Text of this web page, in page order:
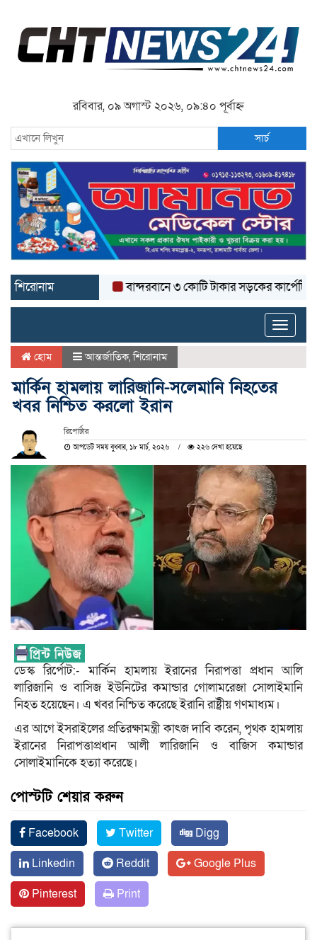
রবিবার, ০৯ অগাস্ট ২০২৬, ০৯:৪০ পূর্বাহ্ন
সার্চ
শিরোনাম বান্দরবানে ৩ কোটি টাকার সড়কের কার্পেটিং উঠে
Toggle
হোম আন্তর্জাতিক,শিরোনাম
মার্কিন হামলায় লারিজানি-সলেমানি নিহতের
খবর নিশ্চিত করলো ইরান
রিপোর্টার
আপডেট সময় বুধবার, ১৮ মার্চ, ২০২৬ ২২৬ দেখা হয়েছে
ডেস্ক রির্পোট:- মার্কিন হামলায় ইরানের নিরাপত্তা প্রধান আলি
লারিজানি ও বাসিজ ইউনিটের কমান্ডার গোলামরেজা সোলাইমানি
নিহত হয়েছেন। এ খবর নিশ্চিত করেছে ইরানি রাষ্ট্রীয় গণমাধ্যম।
এর আগে ইসরাইলের প্রতিরক্ষামন্ত্রী কাৎজ দাবি করেন, পৃথক হামলায়
ইরানের নিরাপত্তাপ্রধান আলী লারিজানি ও বাজিস কমান্ডার
সোলাইমানিকে হত্যা করেছে।
পোস্টটি শেয়ার করুন
Facebook Twitter
Digg
Linkedin
Reddit
Google Plus
Pinterest
Print